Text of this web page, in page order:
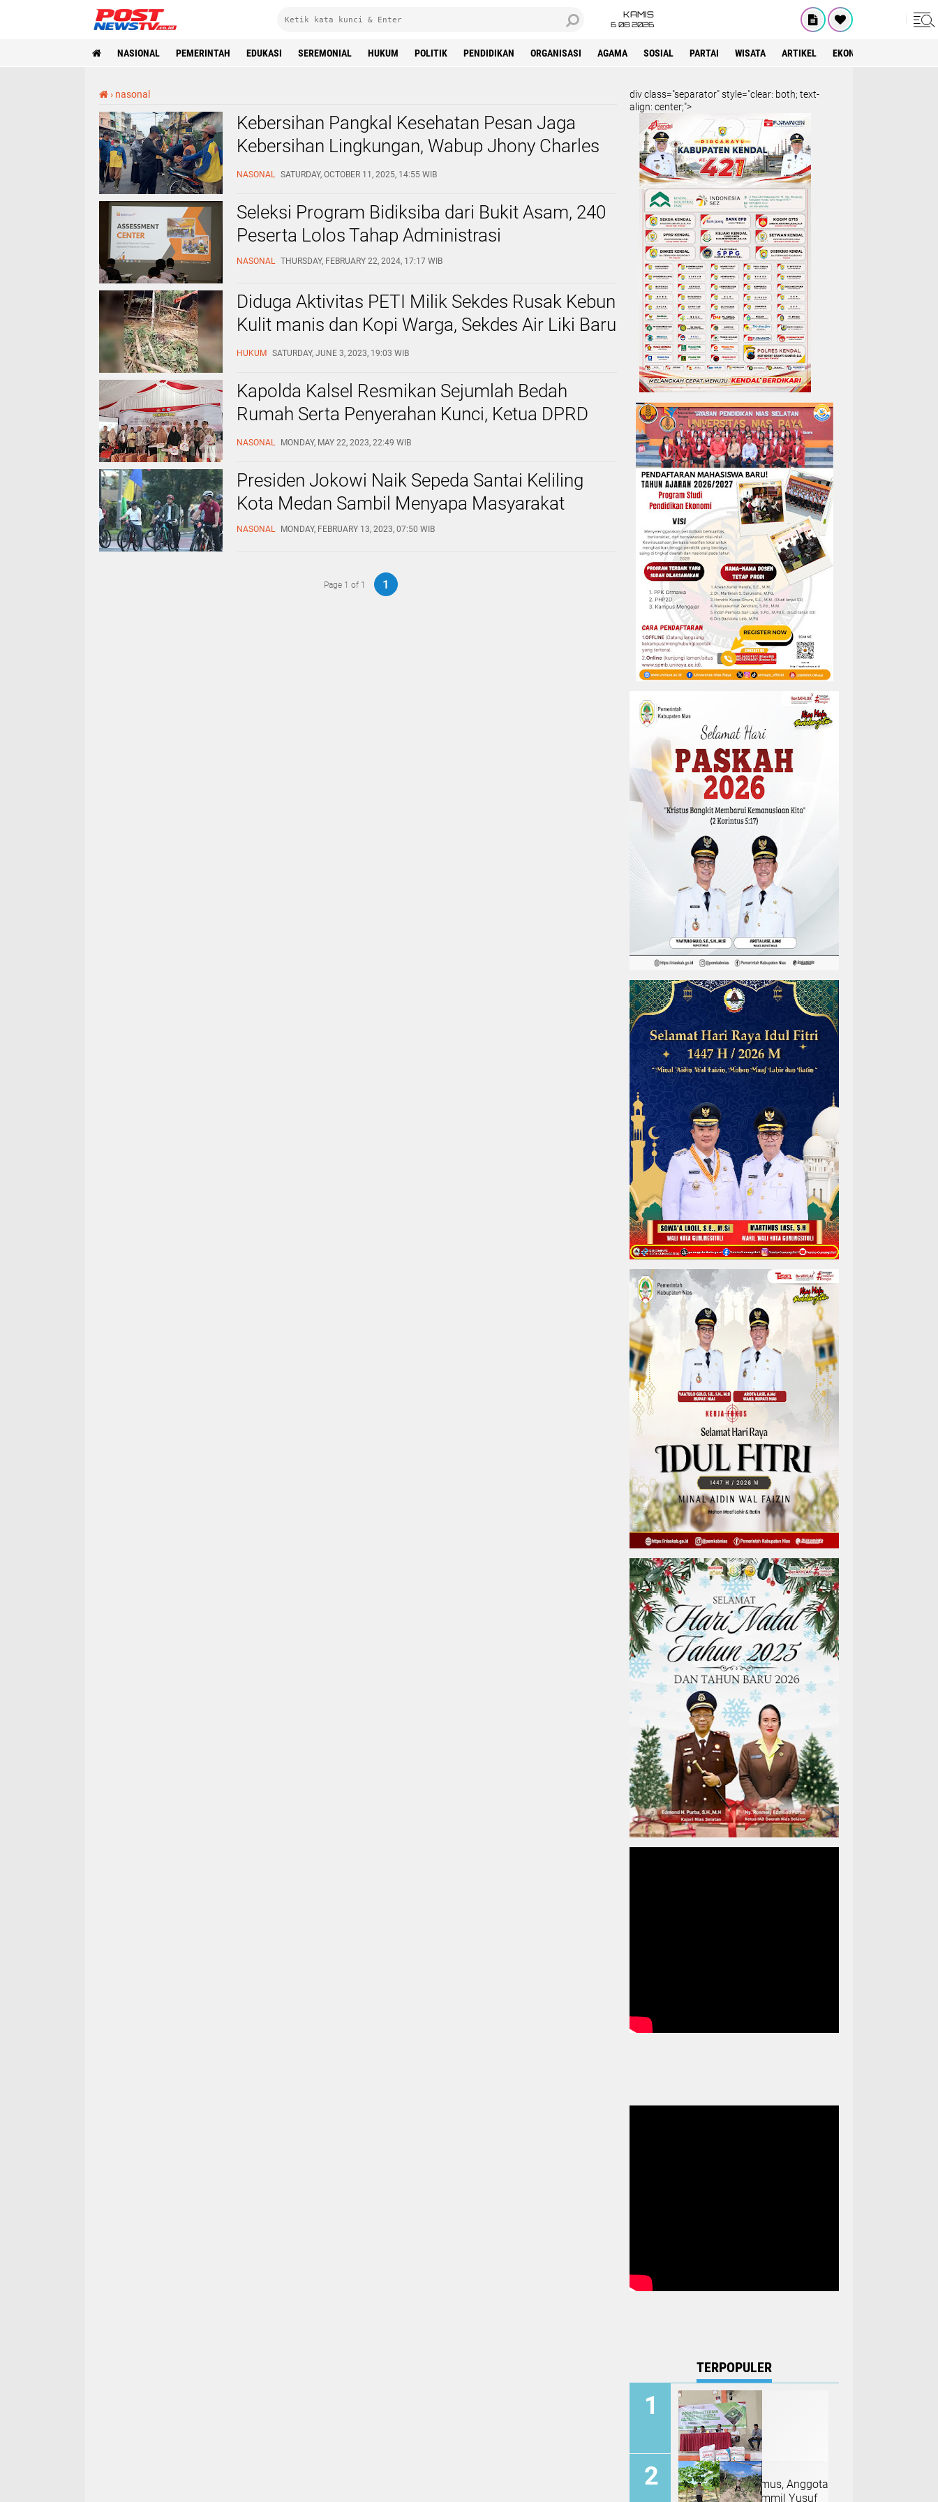
KAMIS
6 08 2026
NASIONAL PEMERINTAH EDUKASI SEREMONIAL HUKUM POLITIK PENDIDIKAN ORGANISASI AGAMA SOSIAL PARTAI WISATA ARTIKEL EKONOMI
› nasonal
Kebersihan Pangkal Kesehatan Pesan Jaga
Kebersihan Lingkungan, Wabup Jhony Charles
Pimpin Langsung Goro Massal
NASONAL SATURDAY, OCTOBER 11, 2025, 14:55 WIB
Seleksi Program Bidiksiba dari Bukit Asam, 240
Peserta Lolos Tahap Administrasi
NASONAL THURSDAY, FEBRUARY 22, 2024, 17:17 WIB
Diduga Aktivitas PETI Milik Sekdes Rusak Kebun
Kulit manis dan Kopi Warga, Sekdes Air Liki Baru
Dilaporkan
HUKUM SATURDAY, JUNE 3, 2023, 19:03 WIB
Kapolda Kalsel Resmikan Sejumlah Bedah
Rumah Serta Penyerahan Kunci, Ketua DPRD
Kabupaten Banjar di Harapkan Dapat
NASONAL MONDAY, MAY 22, 2023, 22:49 WIB
Presiden Jokowi Naik Sepeda Santai Keliling
Kota Medan Sambil Menyapa Masyarakat
NASONAL MONDAY, FEBRUARY 13, 2023, 07:50 WIB
Page 1 of 1 1
div class="separator" style="clear: both; text-
align: center;">
TERPOPULER
Reses di Tanggamus, Anggota
DPR RI Al Muzzammil Yusuf